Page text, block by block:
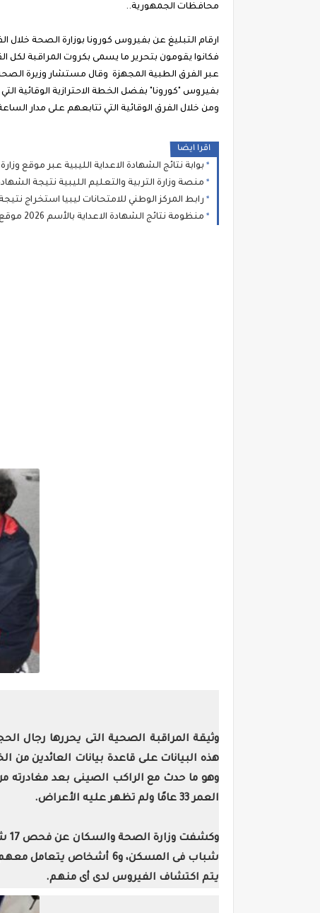
محافظات الجمهورية..
ارقام التبليغ عن بفيروس كورونا بوزارة الصحة خلال
فكانوا يقومون بتحرير ما يسمى بكروت المراقبة
عبر الفرق الطبية المجهزة وقال مستشار وزيرة
بفيروس "كورونا" بفضل الخطة الاحترازية الوقائية
ومن خلال الفرق الوقائية التي تتابعهم على مدار
اقرا ايضا
بوابة نتائج الشهادة الاعداية الليبية عبر موقع وزارة التعليم للامتحانات
منصة وزارة التربية والتعليم الليبية نتيجة
رابط المركز الوطني للامتحانات ليبيا استخراج نتيجة الشهادة
منظومة نتائج الشهادة الاعداية بالأسم 2026 موقع وزارة التعليم بالحكومة الموقتة natija moel ly الأستعلام عن نتائج امتحانات شهادة مرحلة التعليم الأساسي الإعدادية ليبيا
وثيقة المراقبة الصحية التى يحررها رجال
وهو ما حدث مع الراكب الصينى بعد
العمر 33 عامًا ولم تظهر عليه الأعراض.
يتم اكتشاف الفيروس لدى أى منهم.